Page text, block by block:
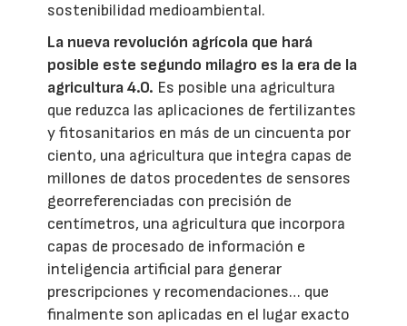
sostenibilidad medioambiental.
La nueva revolución agrícola que hará
posible este segundo milagro es la era de la
agricultura 4.0. Es posible una agricultura
que reduzca las aplicaciones de fertilizantes
y fitosanitarios en más de un cincuenta por
ciento, una agricultura que integra capas de
millones de datos procedentes de sensores
georreferenciadas con precisión de
centímetros, una agricultura que incorpora
capas de procesado de información e
inteligencia artificial para generar
prescripciones y recomendaciones… que
finalmente son aplicadas en el lugar exacto